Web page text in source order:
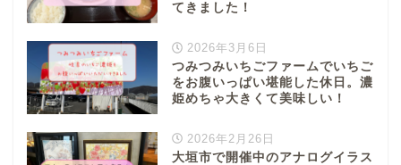
てきました！
2026年3月6日
つみつみいちごファームでいちご
をお腹いっぱい堪能した休日。濃
姫めちゃ大きくて美味しい！
2026年2月26日
大垣市で開催中のアナログイラス